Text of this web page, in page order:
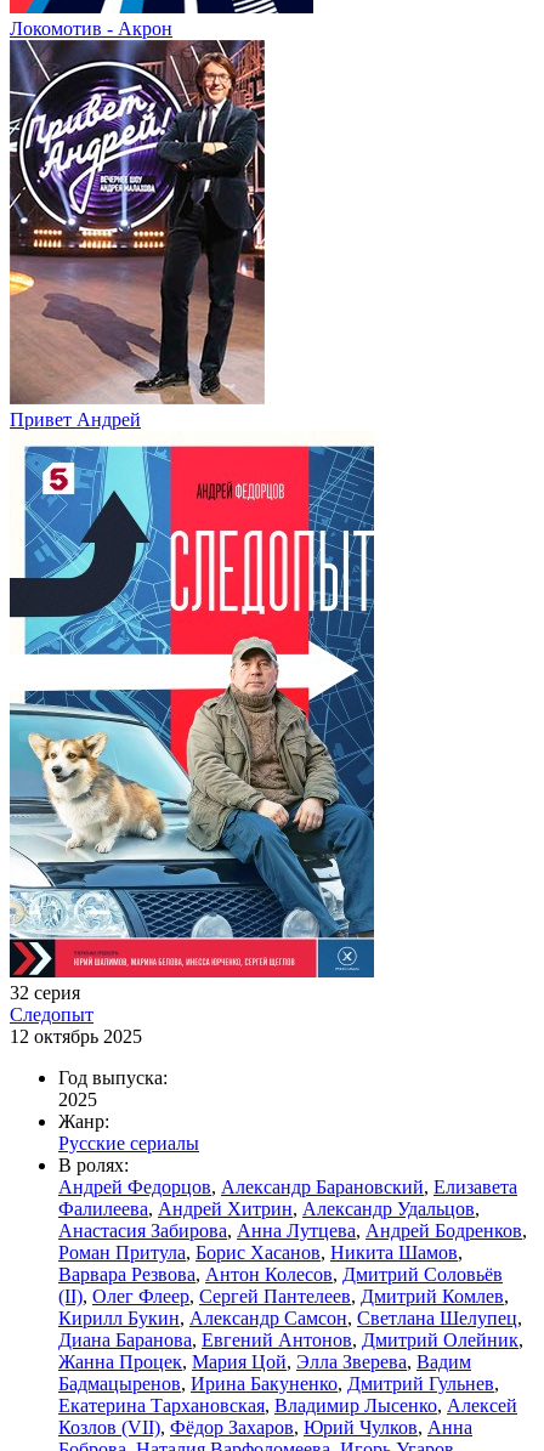
Локомотив - Акрон
Привет Андpей
32 серия
Следопыт
12 октябрь 2025
Год выпуска:
2025
Жанр:
Русские сериалы
В ролях:
Андрей Федорцов, Александр Барановский, Елизавета
Фалилеева, Андрей Хитрин, Александр Удальцов,
Анастасия Забирова, Анна Лутцева, Андрей Бодренков,
Роман Притула, Борис Хасанов, Никита Шамов,
Варвара Резвова, Антон Колесов, Дмитрий Соловьёв
(II), Олег Флеер, Сергей Пантелеев, Дмитрий Комлев,
Кирилл Букин, Александр Самсон, Светлана Шелупец,
Диана Баранова, Евгений Антонов, Дмитрий Олейник,
Жанна Процек, Мария Цой, Элла Зверева, Вадим
Бадмацыренов, Ирина Бакуненко, Дмитрий Гульнев,
Екатерина Тархановская, Владимир Лысенко, Алексей
Козлов (VII), Фёдор Захаров, Юрий Чулков, Анна